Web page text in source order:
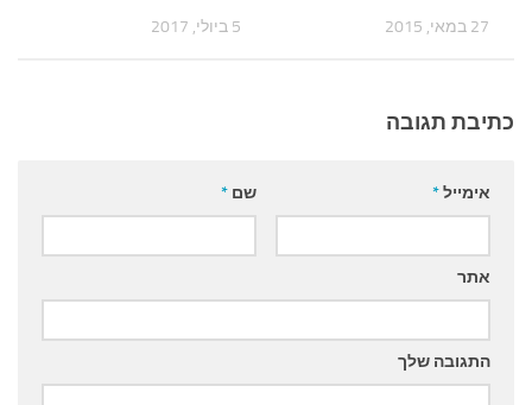
5 ביולי, 2017 27 במאי, 2015
כתיבת תגובה
שם * אימייל*
אתר
התגובה שלך